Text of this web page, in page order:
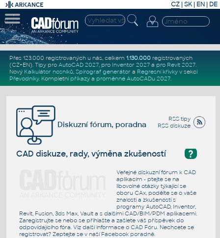
CZ | SK| EN | DE
Přes 123.000 registrovaných u nás, celkem 1.130.000registrovaných
(CZ+EN). Tipy pro AutoCAD 2027, pro Inventor 2027a pro Revit 2027.
Nový Kalkulátor nosníků, Spirograf generátor a Regresní křivkyv sekci
Převodníky. Kompletní příkazya proměnné AutoCADu 2027.
RSS tipy
RSS diskuze
Diskuzní fórum, poradna
?
CAD diskuze, rady, výměna zkušeností
Veřejné diskuzní fórum k CAD
aplikacím - ptejte se na
libovolné otázky týkající se
oboru CAx, podělte se o vaše
znalosti a zkušenosti s
programy AutoCAD, Inventor,
Revit, Fusion, 3ds Max, Vault a s dalšími CAD/BIM/PDM aplikacemi.
Zaregistrujte se nebo se přihlašte a zašlete váš příspěvek do
odpovídajícího fóra. Viz další informace o CAD Fóru. Nechcete se
registrovat? Zeptejte se v naší Facebook poradně.